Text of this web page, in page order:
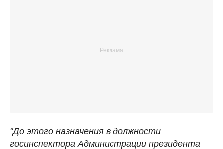
"До этого назначения в должности
госинспектора Администрации президента